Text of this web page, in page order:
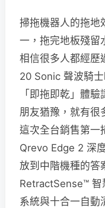
掃拖機器人的拖地
一，拖完地板殘留
相信很多人都經歷
20 Sonic 聲波騎
「即拖即乾」體
朋友猶豫，就有很
這次全台銷售第一
Qrevo Edge 2 深
放到中階機種的答
RetractSense™ 智
系統與十合一自動